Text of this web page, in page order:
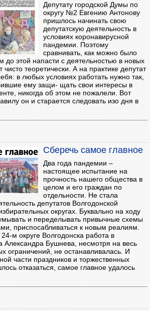
Депутату городской Думы по
округу №2 Евгению Антонову
пришлось начинать свою
депутатскую деятельность в
условиях коронавирусной
пандемии. Поэтому
сравнивать, как можно было
до этой напасти с деятельностью в новых
теоретически. А на практике депутат
в любых условиях работать нужно так,
ему защи- щать свои интересы в
никогда об этом не пожалели. Вот
он и старается следовать изо дня в
Сберечь самое главное
Два года пандемии –
настоящее испытание на
прочность нашего общества в
целом и его граждан по
отдельности. Не стала
депутатов Волгодонской
округах. Буквально на ходу
и переделывать привычные схемы
приспосабливаться к новым реалиям.
м округе Волгодонска работа в
Александра Бушнева, несмотря на весь
ограничений, не останавливалась. И
части праздников и торжественных
отказаться, самое главное удалось